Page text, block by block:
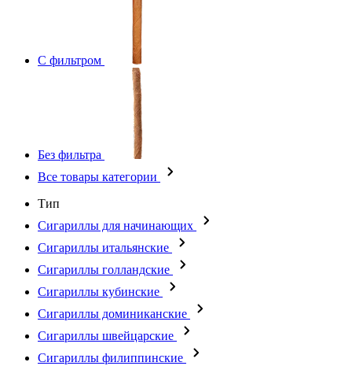
С фильтром
Без фильтра
Все товары категории
Тип
Сигариллы для начинающих
Сигариллы итальянские
Сигариллы голландские
Сигариллы кубинские
Сигариллы доминиканские
Сигариллы швейцарские
Сигариллы филиппинские